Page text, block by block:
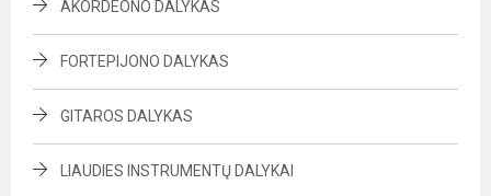
AKORDEONO DALYKAS
FORTEPIJONO DALYKAS
GITAROS DALYKAS
LIAUDIES INSTRUMENTŲ DALYKAI